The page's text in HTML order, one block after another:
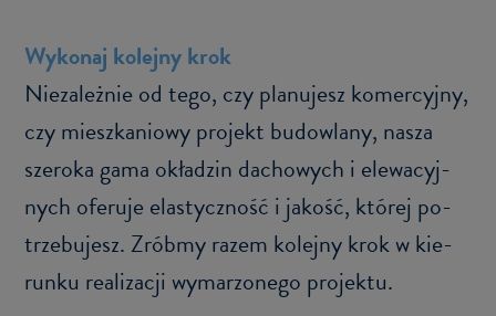
Wy­ko­naj ko­lej­ny krok
Nie­za­leż­nie od tego, czy pla­nu­jesz ko­mer­cyj­ny,
czy miesz­ka­nio­wy pro­jekt bu­dow­la­ny, nasza
sze­ro­ka gama okła­dzin da­cho­wych i ele­wa­cyj­
nych ofe­ru­je ela­stycz­ność i ja­kość, któ­rej po­
trze­bu­jesz. Zrób­my razem ko­lej­ny krok w kie­
run­ku re­ali­za­cji wy­ma­rzo­ne­go pro­jek­tu.